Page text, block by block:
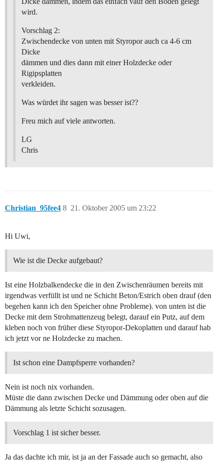
wird.
Vorschlag 2:
Zwischendecke von unten mit Styropor auch ca 4-6 cm
Dicke
dämmen und dies dann mit einer Holzdecke oder
Rigipsplatten
verkleiden.
Was würdet ihr sagen was besser ist??
Freu mich auf viele antworten.
LG
Chris
Christian_95fee4 21. Oktober 2005 um 23:22
8
Hi Uwi,
Wie ist die Decke aufgebaut?
Ist eine Holzbalkendecke die in den Zwischenräumen bereits mit
irgendwas verfüllt ist und ne Schicht Beton/Estrich oben drauf (den
begehen kann ich den Speicher ohne Probleme). von unten ist die
Decke mit dem Strohmattenzeug belegt, darauf ein Putz, auf dem
kleben noch von früher diese Styropor-Dekoplatten und darauf hab
ich jetzt vor ne Holzdecke zu machen.
Ist schon eine Dampfsperre vorhanden?
Nein ist noch nix vorhanden.
Müste die dann zwischen Decke und Dämmung oder oben auf die
Dämmung als letzte Schicht sozusagen.
Vorschlag 1 ist sicher besser.
Ja das dachte ich mir, ist ja an der Fassade auch so gemacht, also